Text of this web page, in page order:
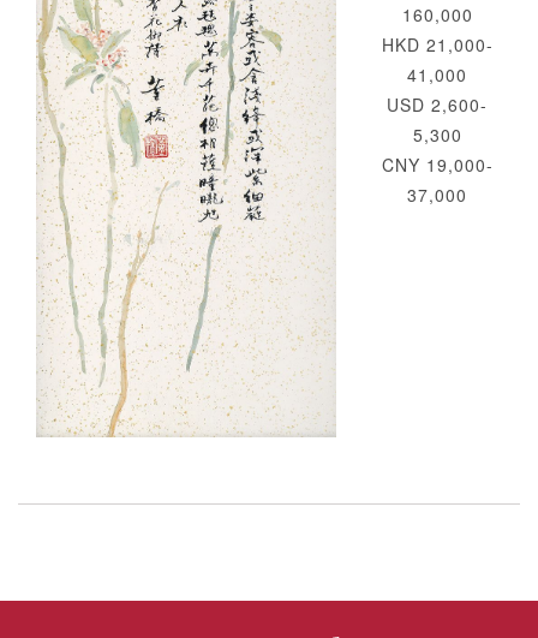
160,000
HKD 21,000-
41,000
USD 2,600-
5,300
CNY 19,000-
37,000